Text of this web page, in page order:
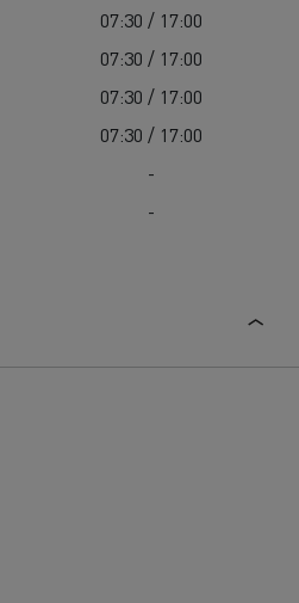
07:30 / 17:00
07:30 / 17:00
07:30 / 17:00
07:30 / 17:00
-
-